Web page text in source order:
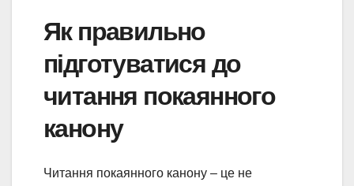
Як правильно
підготуватися до
читання покаянного
канону
Читання покаянного канону – це не